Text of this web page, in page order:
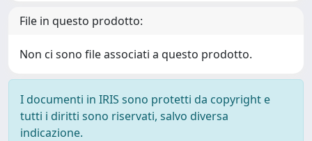
File in questo prodotto:
Non ci sono file associati a questo prodotto.
I documenti in IRIS sono protetti da copyright e
tutti i diritti sono riservati, salvo diversa
indicazione.